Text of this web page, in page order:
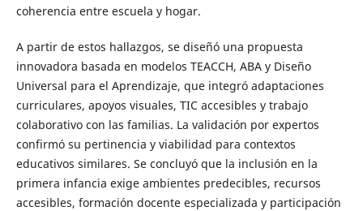
coherencia entre escuela y hogar.
A partir de estos hallazgos, se diseñó una propuesta
innovadora basada en modelos TEACCH, ABA y Diseño
Universal para el Aprendizaje, que integró adaptaciones
curriculares, apoyos visuales, TIC accesibles y trabajo
colaborativo con las familias. La validación por expertos
confirmó su pertinencia y viabilidad para contextos
educativos similares. Se concluyó que la inclusión en la
primera infancia exige ambientes predecibles, recursos
accesibles, formación docente especializada y participación